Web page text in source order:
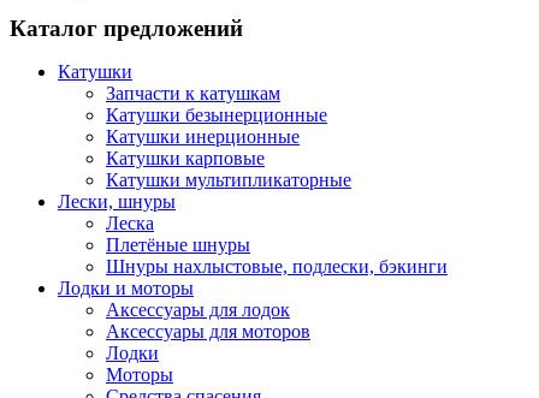
Каталог предложений
Катушки
Запчасти к катушкам
Катушки безынерционные
Катушки инерционные
Катушки карповые
Катушки мультипликаторные
Лески, шнуры
Леска
Плетёные шнуры
Шнуры нахлыстовые, подлески, бэкинги
Лодки и моторы
Аксессуары для лодок
Аксессуары для моторов
Лодки
Моторы